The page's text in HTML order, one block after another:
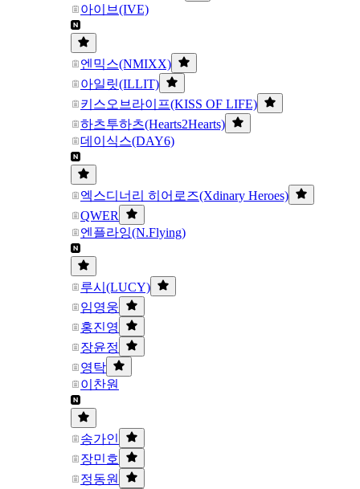
아이브(IVE)
엔믹스(NMIXX)
아일릿(ILLIT)
키스오브라이프(KISS OF LIFE)
하츠투하츠(Hearts2Hearts)
데이식스(DAY6)
엑스디너리 히어로즈(Xdinary Heroes)
QWER
엔플라잉(N.Flying)
루시(LUCY)
임영웅
홍진영
장윤정
영탁
이찬원
송가인
장민호
정동원